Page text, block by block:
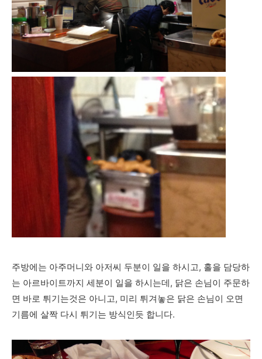
주방에는 아주머니와 아저씨 두분이 일을 하시고, 홀을 담당하
는 아르바이트까지 세분이 일을 하시는데, 닭은 손님이 주문하
면 바로 튀기는것은 아니고, 미리 튀겨놓은 닭은 손님이 오면
기름에 살짝 다시 튀기는 방식인듯 합니다.